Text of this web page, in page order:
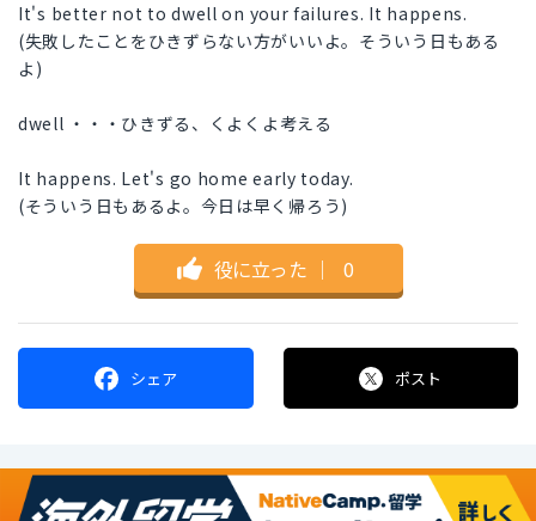
It's better not to dwell on your failures. It happens.
(失敗したことをひきずらない方がいいよ。そういう日もある
よ)
dwell ・・・ひきずる、くよくよ考える
It happens. Let's go home early today.
(そういう日もあるよ。今日は早く帰ろう)
役に立った ｜ 0
シェア ポスト